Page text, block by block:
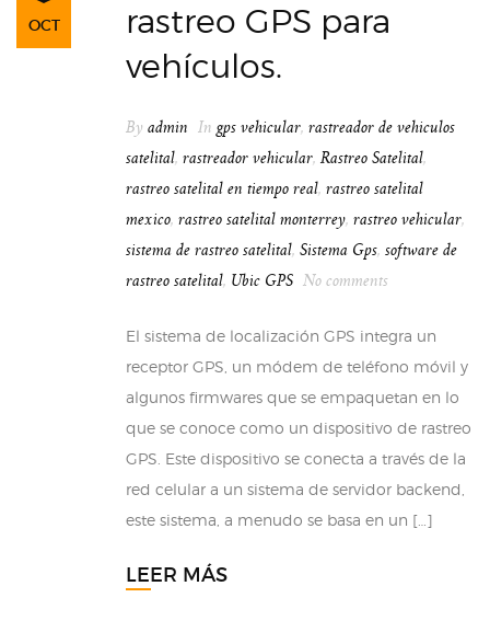
INICIAR SESIÓN
OCT
rastreo GPS para
vehículos.
By admin In gps vehicular, rastreador de vehiculos
satelital, rastreador vehicular, Rastreo Satelital,
rastreo satelital en tiempo real, rastreo satelital
mexico, rastreo satelital monterrey, rastreo vehicular,
sistema de rastreo satelital, Sistema Gps, software de
rastreo satelital, Ubic GPS No comments
El sistema de localización GPS integra un
receptor GPS, un módem de teléfono móvil y
algunos firmwares que se empaquetan en lo
que se conoce como un dispositivo de rastreo
GPS. Este dispositivo se conecta a través de la
red celular a un sistema de servidor backend,
este sistema, a menudo se basa en un […]
LEER MÁS